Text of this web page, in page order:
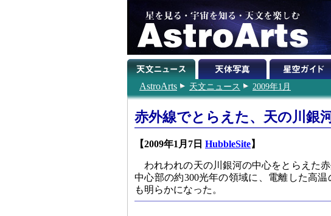
AstroArts 天文ニュース 2009年1月
赤外線でとらえた、天の川銀
【2009年1月7日 HubbleSite】
われわれの天の川銀河の中心をとらえた
中心部の約300光年の領域に、電離した高
も明らかになった。